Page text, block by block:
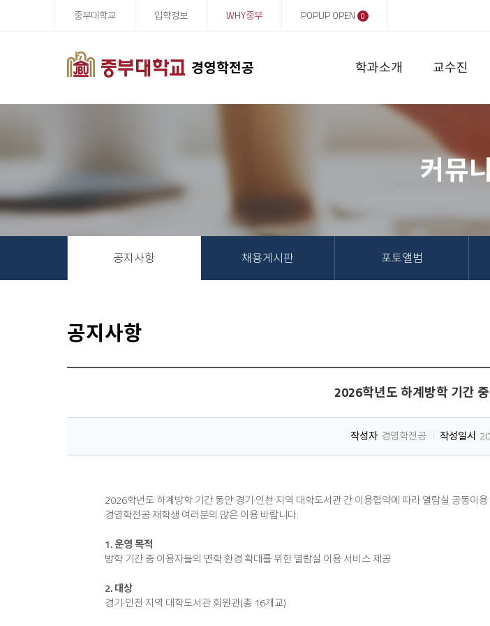
경영학전공
중부대학교 입학정보 WHY중부 POPUP OPEN 0
학과소개 교수진
커뮤
공지사항 채용게시판 포토앨범
공지사항
2026학년도 하계방학 기간
작성자 경영학전공 작성일시
2026학년도 하계방학 기간 동안 경기·인천 지역 대학도서관 간 이용협약에 따라 열람실 공동이
경영학전공 재학생 여러분의 많은 이용 바랍니다.
1. 운영 목적
방학 기간 중 이용자들의 면학 환경 확대를 위한 열람실 이용 서비스 제공
2. 대상
경기·인천 지역 대학도서관 회원관(총 16개교)